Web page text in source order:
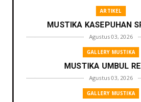
ARTIKEL
MUSTIKA KASEPUHAN
Agustus 03, 2026
GALLERY MUSTIKA
MUSTIKA UMBUL
Agustus 03, 2026
GALLERY MUSTIKA